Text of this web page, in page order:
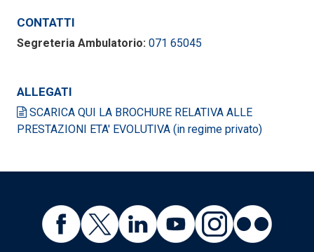
CONTATTI
Segreteria Ambulatorio: 071 65045
ALLEGATI
SCARICA QUI LA BROCHURE RELATIVA ALLE
PRESTAZIONI ETA' EVOLUTIVA (in regime privato)